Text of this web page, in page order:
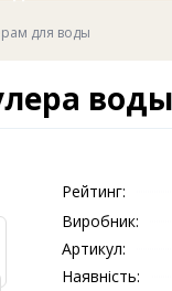
для воды
Рейтинг:
Виробник:
Артикул:
Наявність: